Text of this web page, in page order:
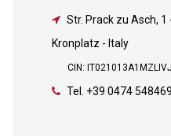
Str. Prack zu Asch, 1
Kronplatz - Italy
CIN:
Tel. +39 0474 548469